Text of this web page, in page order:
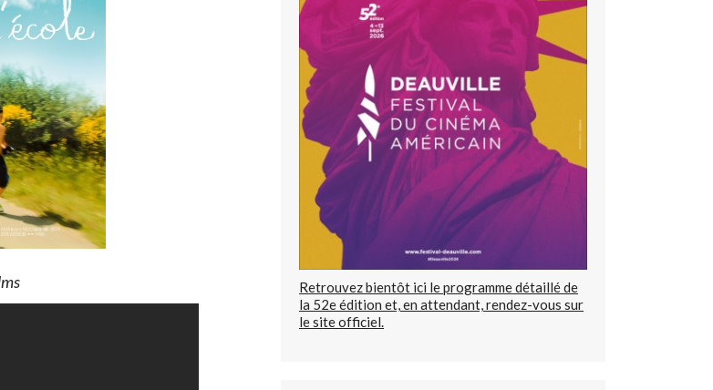
Retrouvez bientôt ici le programme détaillé de
la 52e édition et, en attendant, rendez-vous sur
le site officiel.